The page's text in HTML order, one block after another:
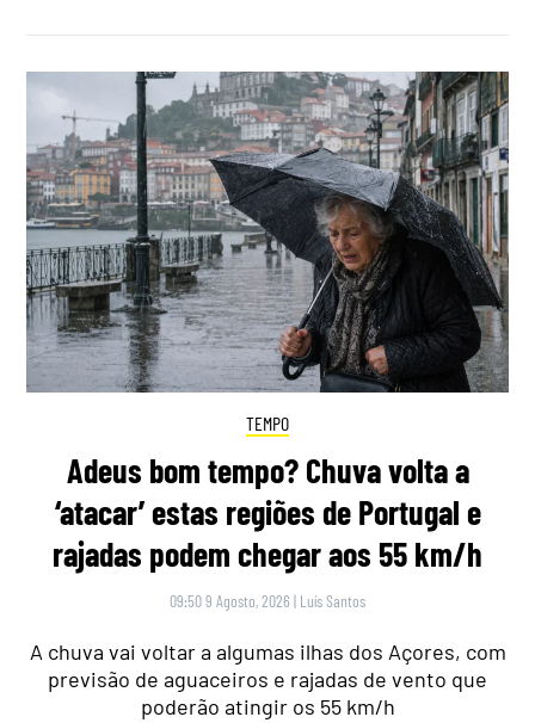
TEMPO
Adeus bom tempo? Chuva volta a
‘atacar’ estas regiões de Portugal e
rajadas podem chegar aos 55 km/h
09:50 9 Agosto, 2026 | Luís Santos
A chuva vai voltar a algumas ilhas dos Açores, com
previsão de aguaceiros e rajadas de vento que
poderão atingir os 55 km/h